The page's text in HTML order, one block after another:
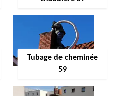
Tubage de cheminée
59